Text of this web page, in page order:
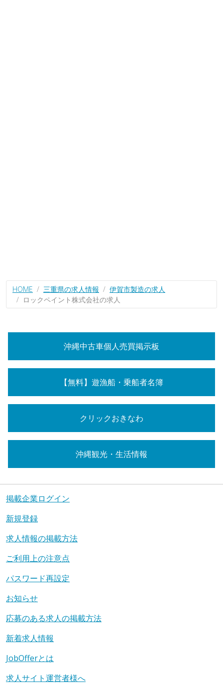
HOME 三重県の求人情報
伊賀市製造の求人
ロックペイント株式会社の求人
沖縄中古車個人売買掲示板
【無料】遊漁船・乗船者名簿
クリックおきなわ
沖縄観光・生活情報
掲載企業ログイン
新規登録
求人情報の掲載方法
ご利用上の注意点
パスワード再設定
お知らせ
応募のある求人の掲載方法
新着求人情報
JobOfferとは
求人サイト運営者様へ